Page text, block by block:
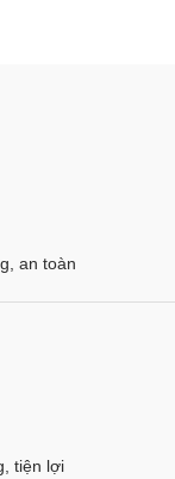
an toàn
tiện lợi